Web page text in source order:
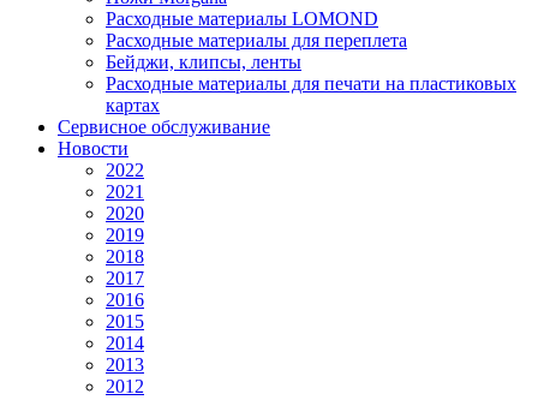
Расходные материалы LOMOND
Расходные материалы для переплета
Бейджи, клипсы, ленты
Расходные материалы для печати на пластиковых
картах
Сервисное обслуживание
Новости
2022
2021
2020
2019
2018
2017
2016
2015
2014
2013
2012